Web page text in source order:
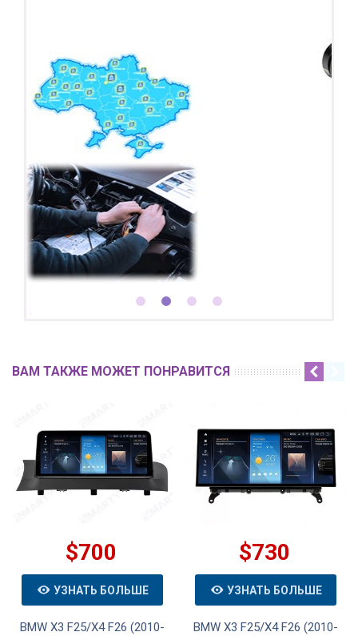
ВАМ ТАКЖЕ МОЖЕТ ПОНРАВИТСЯ
$700
УЗНАТЬ БОЛЬШЕ
BMW X3 F25/X4 F26 (2010-
$730
УЗНАТЬ БОЛЬШЕ
BMW X3 F25/X4 F26 (2010-